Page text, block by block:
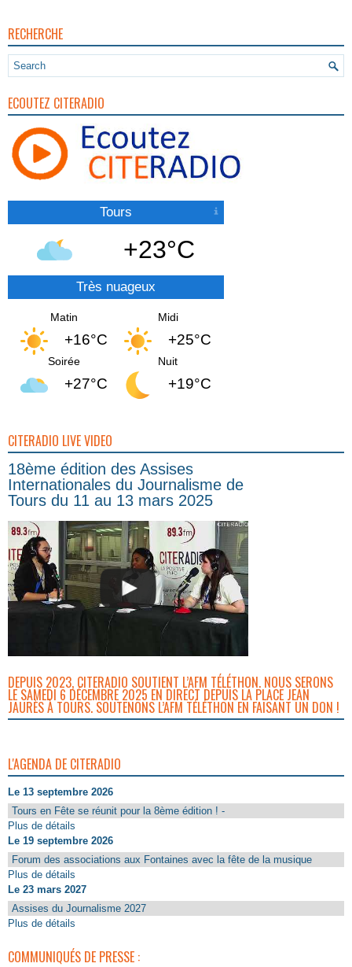
RECHERCHE
ECOUTEZ CITERADIO
Tours
+23°C
Très nuageux
Matin
+16°C
Midi
+25°C
Soirée
+27°C
Nuit
+19°C
CITERADIO LIVE VIDEO
18ème édition des Assises
Internationales du Journalisme de
Tours du 11 au 13 mars 2025
DEPUIS 2023, CITERADIO SOUTIENT L’AFM TÉLÉTHON. NOUS SERONS
LE SAMEDI 6 DÉCEMBRE 2025 EN DIRECT DEPUIS LA PLACE JEAN
JAURÈS À TOURS. SOUTENONS L’AFM TÉLÉTHON EN FAISANT UN DON !
L'AGENDA DE CITERADIO
Le 13 septembre 2026
Tours en Fête se réunit pour la 8ème édition ! -
Plus de détails
Le 19 septembre 2026
Forum des associations aux Fontaines avec la fête de la musique
Plus de détails
Le 23 mars 2027
Assises du Journalisme 2027
Plus de détails
COMMUNIQUÉS DE PRESSE :